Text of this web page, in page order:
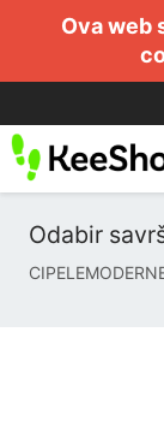
Ova web
Odabir